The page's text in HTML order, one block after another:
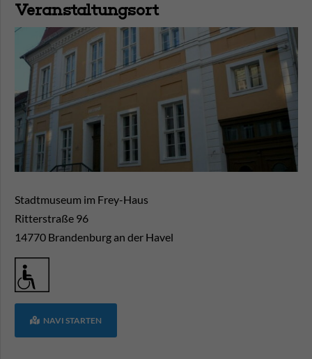
Veranstaltungsort
Stadtmuseum im Frey-Haus
Ritterstraße 96
14770 Brandenburg an der Havel
NAVI STARTEN